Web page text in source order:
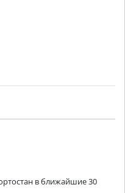
в ближайшие 30